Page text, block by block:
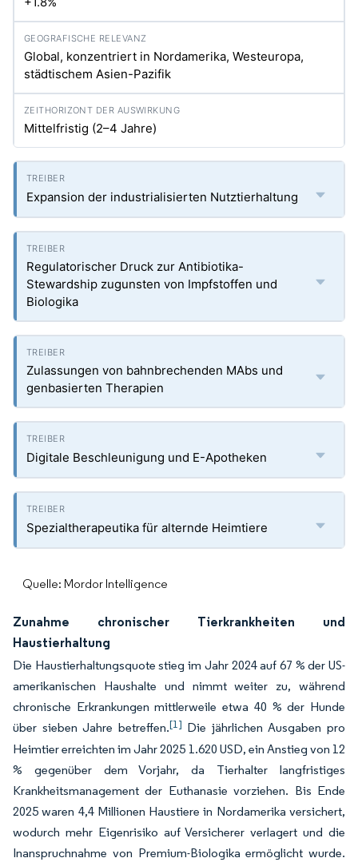
Global, konzentriert in Nordamerika, Westeuropa,
städtischem Asien-Pazifik
Mittelfristig (2–4 Jahre)
Expansion der industrialisierten Nutztierhaltung
Regulatorischer Druck zur Antibiotika-
Stewardship zugunsten von Impfstoffen und
Biologika
Zulassungen von bahnbrechenden MAbs und
genbasierten Therapien
Digitale Beschleunigung und E-Apotheken
Spezialtherapeutika für alternde Heimtiere
Quelle: Mordor Intelligence
Zunahme chronischer Tierkrankheiten und
Haustierhaltung
Die Haustierhaltungsquote stieg im Jahr 2024 auf 67 % der US-
amerikanischen Haushalte und nimmt weiter zu, während
chronische Erkrankungen mittlerweile etwa 40 % der Hunde
über sieben Jahre betreffen.[1] Die jährlichen Ausgaben pro
Heimtier erreichten im Jahr 2025 1.620 USD, ein Anstieg von 12
% gegenüber dem Vorjahr, da Tierhalter langfristiges
Krankheitsmanagement der Euthanasie vorziehen. Bis Ende
2025 waren 4,4 Millionen Haustiere in Nordamerika versichert,
wodurch mehr Eigenrisiko auf Versicherer verlagert und die
Inanspruchnahme von Premium-Biologika ermöglicht wurde.